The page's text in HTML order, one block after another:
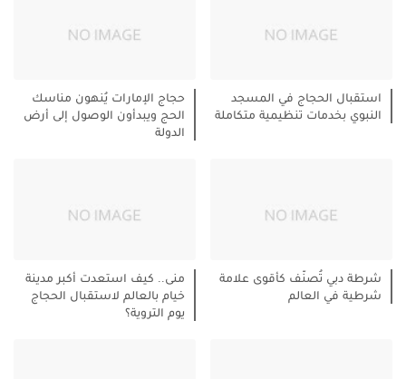
استقبال الحجاج في المسجد
النبوي بخدمات تنظيمية متكاملة
حجاج الإمارات يُنهون مناسك
الحج ويبدأون الوصول إلى أرض
الدولة
شرطة دبي تُصنّف كأقوى علامة
شرطية في العالم
منى.. كيف استعدت أكبر مدينة
خيام بالعالم لاستقبال الحجاج
يوم التروية؟